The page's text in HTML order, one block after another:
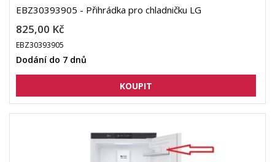
EBZ30393905 - Přihrádka pro chladničku LG
825,00 Kč
EBZ30393905
Dodání do 7 dnů